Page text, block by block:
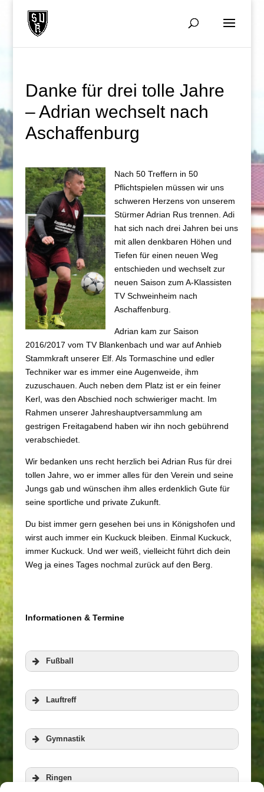
Danke für drei tolle Jahre
– Adrian wechselt nach
Aschaffenburg
Nach 50 Treffern in 50
Pflichtspielen müssen wir uns
schweren Herzens von unserem
Stürmer Adrian Rus trennen. Adi
hat sich nach drei Jahren bei uns
mit allen denkbaren Höhen und
Tiefen für einen neuen Weg
entschieden und wechselt zur
neuen Saison zum A-Klassisten
TV Schweinheim nach
Aschaffenburg.
Adrian kam zur Saison
2016/2017 vom TV Blankenbach und war auf Anhieb
Stammkraft unserer Elf. Als Tormaschine und edler
Techniker war es immer eine Augenweide, ihm
zuzuschauen. Auch neben dem Platz ist er ein feiner
Kerl, was den Abschied noch schwieriger macht. Im
Rahmen unserer Jahreshauptversammlung am
gestrigen Freitagabend haben wir ihn noch gebührend
verabschiedet.
Wir bedanken uns recht herzlich bei Adrian Rus für drei
tollen Jahre, wo er immer alles für den Verein und seine
Jungs gab und wünschen ihm alles erdenklich Gute für
seine sportliche und private Zukunft.
Du bist immer gern gesehen bei uns in Königshofen und
wirst auch immer ein Kuckuck bleiben. Einmal Kuckuck,
immer Kuckuck. Und wer weiß, vielleicht führt dich dein
Weg ja eines Tages nochmal zurück auf den Berg.
Informationen & Termine
Fußball
Lauftreff
Gymnastik
Ringen